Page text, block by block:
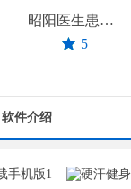
昭阳医生患者版下载安卓版
5
软件介绍